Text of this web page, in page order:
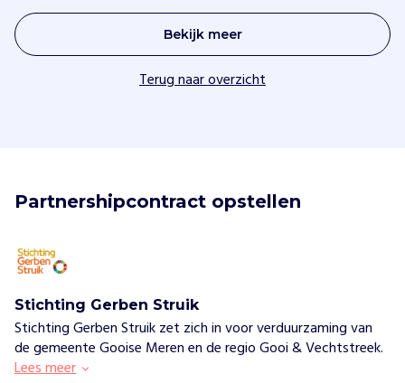
Bekijk meer
Terug naar overzicht
Partnershipcontract opstellen
Stichting Gerben Struik
Stichting Gerben Struik zet zich in voor verduurzaming van
de gemeente Gooise Meren en de regio Gooi & Vechtstreek.
Lees meer